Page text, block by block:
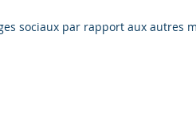
sociaux par rapport aux autres